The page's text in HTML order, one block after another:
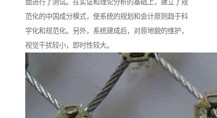
面进行了测试。在实证和理论分析的基础上，建立了规
范化的中国成分模式，使系统的规划和会计原则趋于科
学化和规范化。另外，系统建成后，对原地貌的维护，
视觉干扰较小，即时性较大。